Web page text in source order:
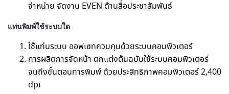
จำหน่าย จัดงาน EVEN ด้านสื่อประชาสัมพันธ์
แท่นพิมพ์ใช้ระบบใด
ใช้แท่นระบบ ออฟเซทควบคุมด้วยระบบคอมพิวเตอร์
การผลิตการจัดหน้า ตกแต่งต้นฉบับใช้ระบบคอมพิวเตอร์
จนถึงขั้นตอนการพิมพ์ ด้วยประสิทธิภาพคอมพิวเตอร์ 2,400
dpi